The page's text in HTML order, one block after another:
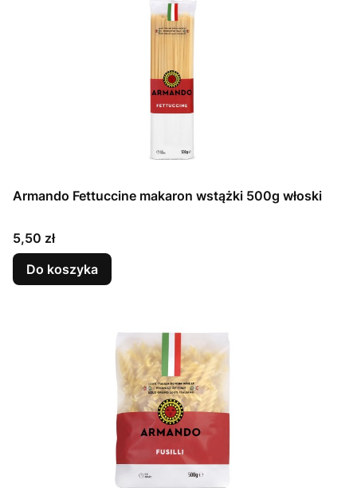
Armando Fettuccine makaron wstążki 500g włoski
Cena
5,50 zł
Do koszyka